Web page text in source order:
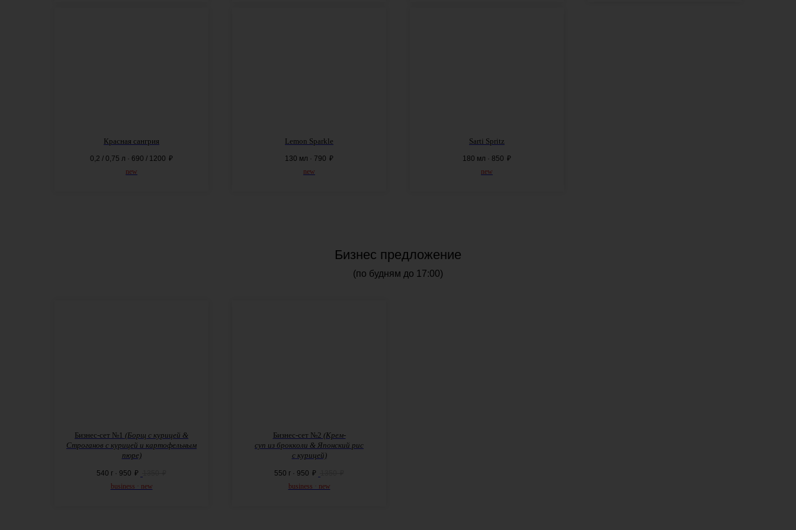
Красная сангрия
0,2 / 0,75 л · 690 / 1200 ₽
new
Lemon Sparkle
130 мл · 790 ₽
new
Sarti Spritz
180 мл · 850 ₽
new
Бизнес предложение
(по будням до 17:00)
Бизнес-сет №1 (Борщ с курицей &
Строганов с курицей и картофельным
пюре)
540 г · 950 ₽
business · new
Бизнес-сет №2 (Крем-
суп из брокколи & Японский рис
с курицей)
550 г · 950 ₽
business · new